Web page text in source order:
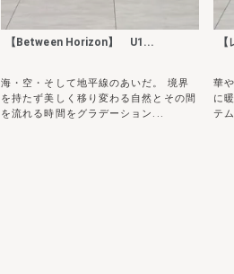
【Between Horizon】 U1...
海・空・そして地平線のあいだ。 境界
を持たず美しく移り変わる自然とその間
を流れる時間をグラデーション...
華
に
テ